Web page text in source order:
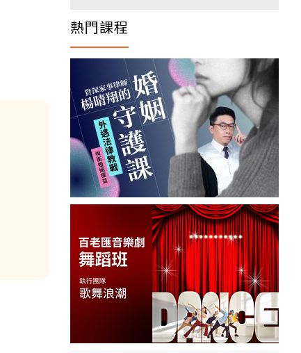
熱門課程